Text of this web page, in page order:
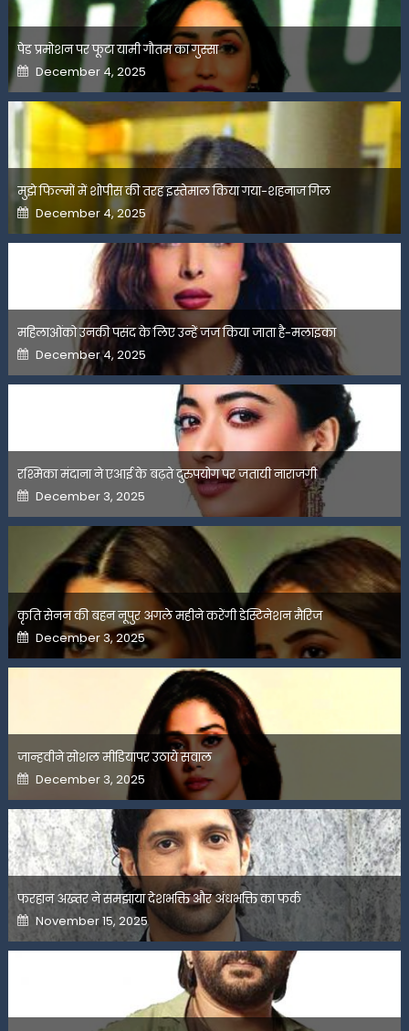
पेड प्रमोशन पर फूटा यामी गौतम का गुस्सा
Posted
on
December 4, 2025
मुझे फिल्मों में शोपीस की तरह इस्तेमाल किया गया-शहनाज गिल
Posted
on
December 4, 2025
महिलाओंको उनकी पसंद के लिए उन्हें जज किया जाता है-मलाइका
Posted
on
December 4, 2025
रश्मिका मंदाना ने एआई के बढ़ते दुरुपयोग पर जतायी नाराजगी
Posted
on
December 3, 2025
कृति सेनन की बहन नूपुर अगले महीने करेंगी डेस्टिनेशन मैरिज
Posted
on
December 3, 2025
जान्हवीने सोशल मीडियापर उठाये सवाल
Posted
on
December 3, 2025
फरहान अख्तर ने समझाया देशभक्ति और अंधभक्ति का फर्क
Posted
on
November 15, 2025